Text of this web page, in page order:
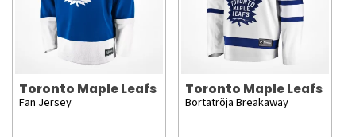
Toronto Maple Leafs
Fan Jersey
Toronto Maple Leafs
Bortatröja Breakaway